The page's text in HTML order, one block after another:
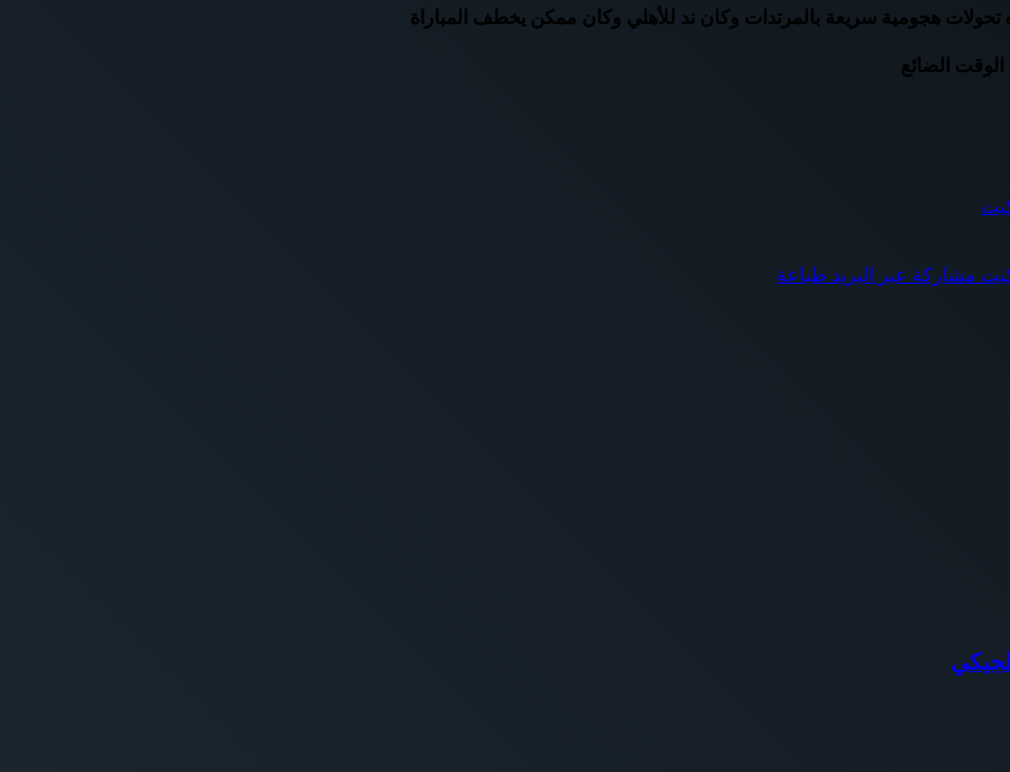
هجومية سريعة بالمرتدات وكان ند للأهلي وكان ممكن يخطف المباراة
الضائع
مشاركة عبر البريد طباعة